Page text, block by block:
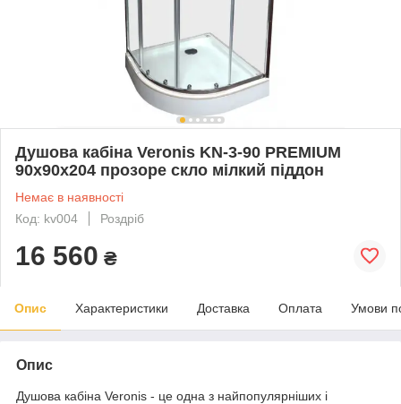
Душова кабіна Veronis KN-3-90 PREMIUM
90х90х204 прозоре скло мілкий піддон
Немає в наявності
Код: kv004
Роздріб
16 560 ₴
Опис Характеристики Доставка Оплата Умови
Опис
Душова кабіна Veronis - це одна з найпопулярніших і